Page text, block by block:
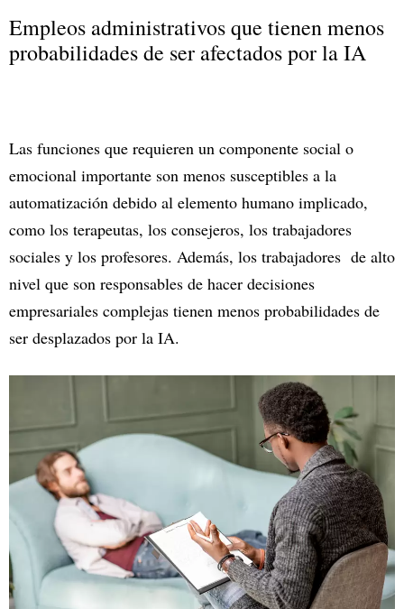
Empleos administrativos que tienen menos
probabilidades de ser afectados por la IA
Las funciones que requieren un componente social o
emocional importante son menos susceptibles a la
automatización debido al elemento humano implicado,
como los terapeutas, los consejeros, los trabajadores
sociales y los profesores. Además, los trabajadores de alto
nivel que son responsables de hacer decisiones
empresariales complejas tienen menos probabilidades de
ser desplazados por la IA.